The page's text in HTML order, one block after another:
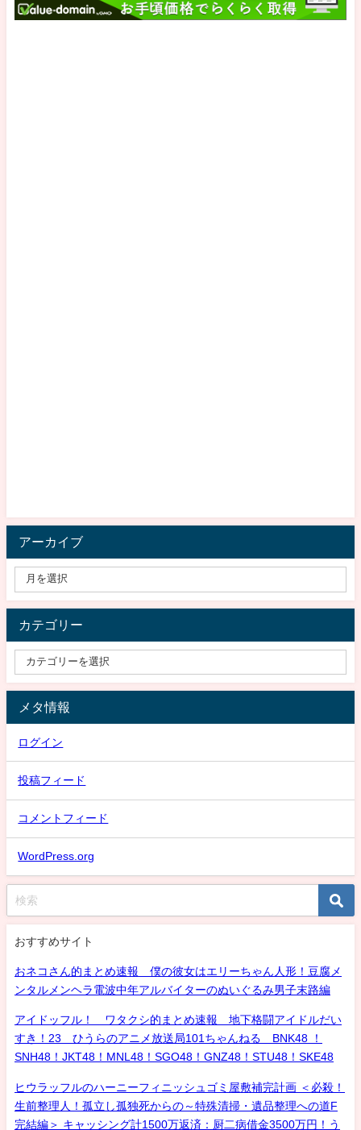
アーカイブ
カテゴリー
メタ情報
ログイン
投稿フィード
コメントフィード
WordPress.org
おすすめサイト
おネコさん的まとめ速報 僕の彼女はエリーちゃん人形！豆腐メ
ンタルメンヘラ電波中年アルバイターのぬいぐるみ男子末路編
アイドッフル！ ワタクシ的まとめ速報 地下格闘アイドルだい
すき！23 ひうらのアニメ放送局101ちゃんねる BNK48 ！
SNH48！JKT48！MNL48！SGO48！GNZ48！STU48！SKE48
ヒウラッフルのハーニーフィニッシュゴミ屋敷補完計画 ＜必殺！
生前整理人！孤立し孤独死からの～特殊清掃・遺品整理への道F
完結編＞ キャッシング計1500万返済：厨二病借金3500万円！う